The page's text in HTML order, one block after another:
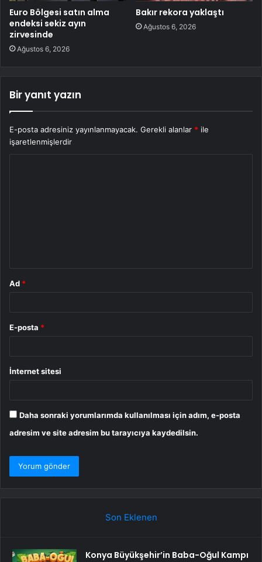
Euro Bölgesi satın alma
endeksi sekiz ayın
zirvesinde
Ağustos 6, 2026
Bakır rekora yaklaştı
Ağustos 6, 2026
Bir yanıt yazın
E-posta adresiniz yayınlanmayacak. Gerekli alanlar * ile
işaretlenmişlerdir
Ad *
E-posta *
İnternet sitesi
Daha sonraki yorumlarımda kullanılması için adım, e-posta
adresim ve site adresim bu tarayıcıya kaydedilsin.
Son Eklenen
Konya Büyükşehir’in Baba-Oğul Kampı